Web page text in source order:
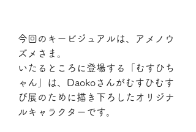
今回のキービジュアルは、アメノウ
ズメさま。
いたるところに登場する「むすひち
ゃん」は、Daokoさんがむすひむす
び展のために描き下ろしたオリジナ
ルキャラクターです。